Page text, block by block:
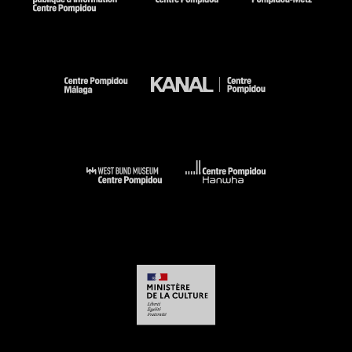
Voir la notice sur le portail de la Bibliothèque Kandinsky